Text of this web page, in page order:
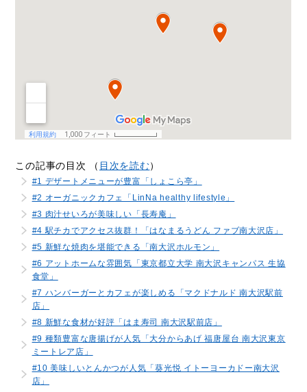
この記事の目次 （ 目次を読む）
#1 デザートメニューが豊富「しょこら亭」
#2 オーガニックカフェ「LinNa healthy lifestyle」
#3 肉汁せいろが美味しい「長寿庵」
#4 駅チカでアクセス抜群！「はなまるうどん ファブ南大沢店」
#5 新鮮な焼肉を堪能できる「南大沢ホルモン」
#6 アットホームな雰囲気「東京都立大学 南大沢キャンパス 生協
食堂」
#7 ハンバーガーとカフェが楽しめる「マクドナルド 南大沢駅前
店」
#8 新鮮な食材が好評「はま寿司 南大沢駅前店」
#9 種類豊富な唐揚げが人気「大分からあげ 福唐屋台 南大沢東京
ミートレア店」
#10 美味しいとんかつが人気「葵光悦 イトーヨーカドー南大沢
店」